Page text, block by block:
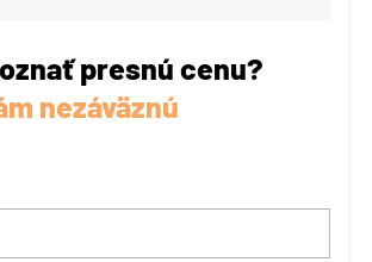
presnú cenu?
nezáväznú